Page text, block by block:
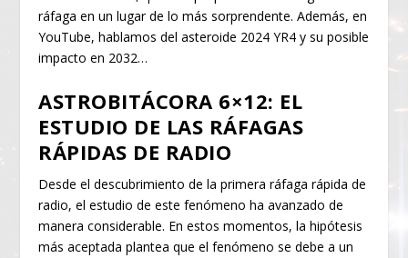
ráfaga en un lugar de lo más sorprendente. Además, en
YouTube, hablamos del asteroide 2024 YR4 y su posible
impacto en 2032…
ASTROBITÁCORA 6×12: EL
ESTUDIO DE LAS RÁFAGAS
RÁPIDAS DE RADIO
Desde el descubrimiento de la primera ráfaga rápida de
radio, el estudio de este fenómeno ha avanzado de
manera considerable. En estos momentos, la hipótesis
más aceptada plantea que el fenómeno se debe a un